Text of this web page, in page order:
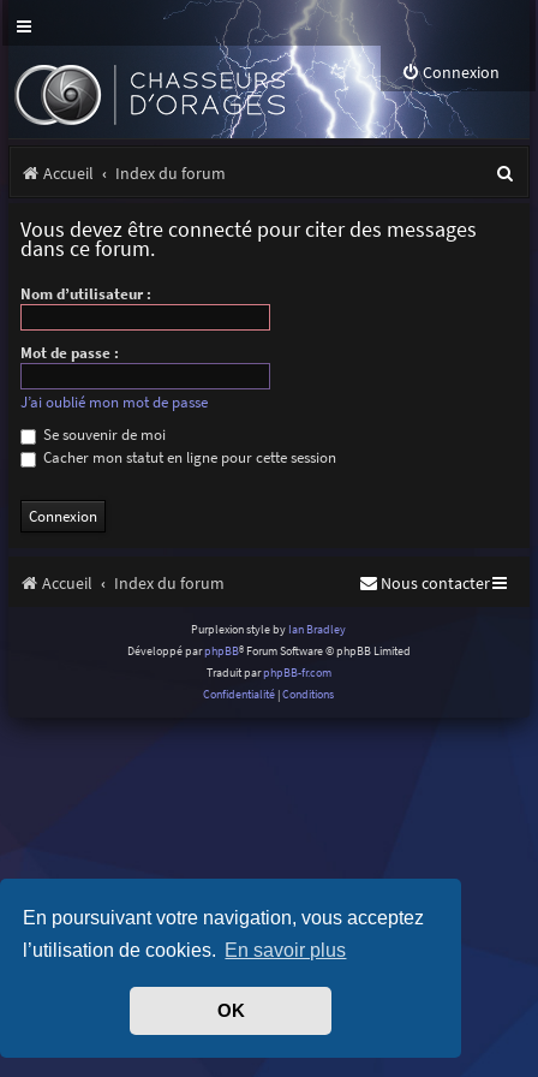
En poursuivant votre navigation, vous acceptez
l’utilisation de cookies. En savoir plus
OK
Connexion
Accueil Index du forum
Vous devez être connecté pour citer des messages
dans ce forum.
Nom d’utilisateur :
Mot de passe :
J’ai oublié mon mot de passe
Se souvenir de moi
Cacher mon statut en ligne pour cette session
Accueil Index du forum Nous contacter
Purplexion style by Ian Bradley
Développé parphpBB® Forum Software © phpBB Limited
Traduit parphpBB-fr.com
Confidentialité |Conditions